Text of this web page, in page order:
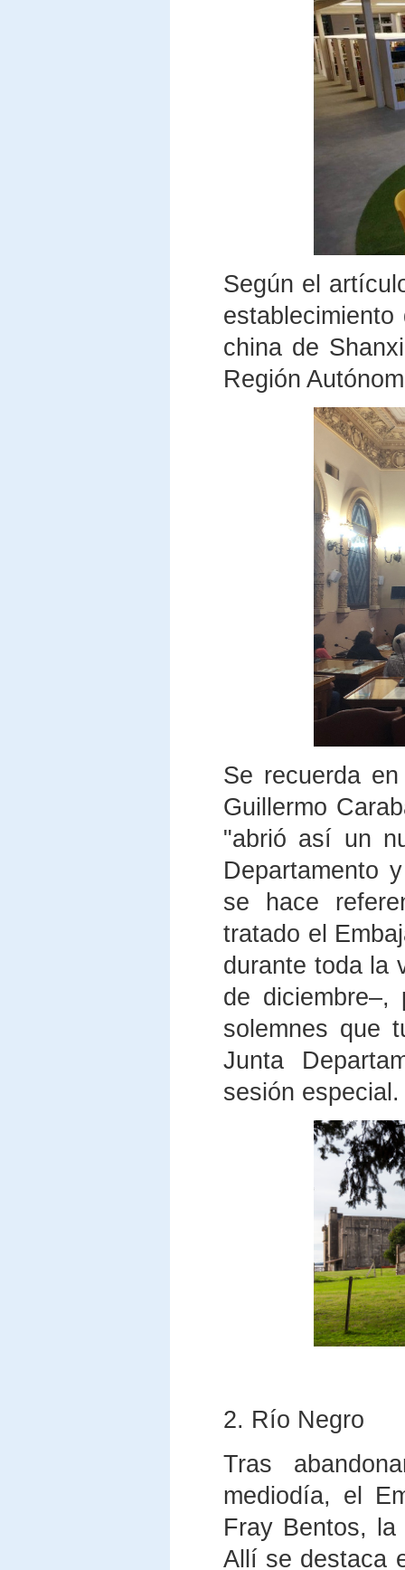
Según el
china de
Región
Se recuerda
Guillermo
"abrió así un
Departamento
se hace
tratado el
durante toda la
de
solemnes que
Junta
sesión especial.
2. Río Negro
Tras
mediodía, el
Fray Bentos,
Allí se destaca